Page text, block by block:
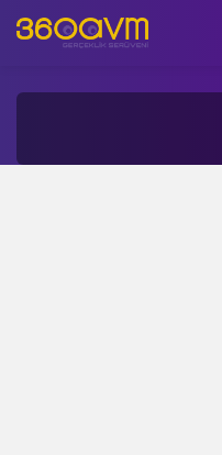
İletişim: +90 850 532 9312